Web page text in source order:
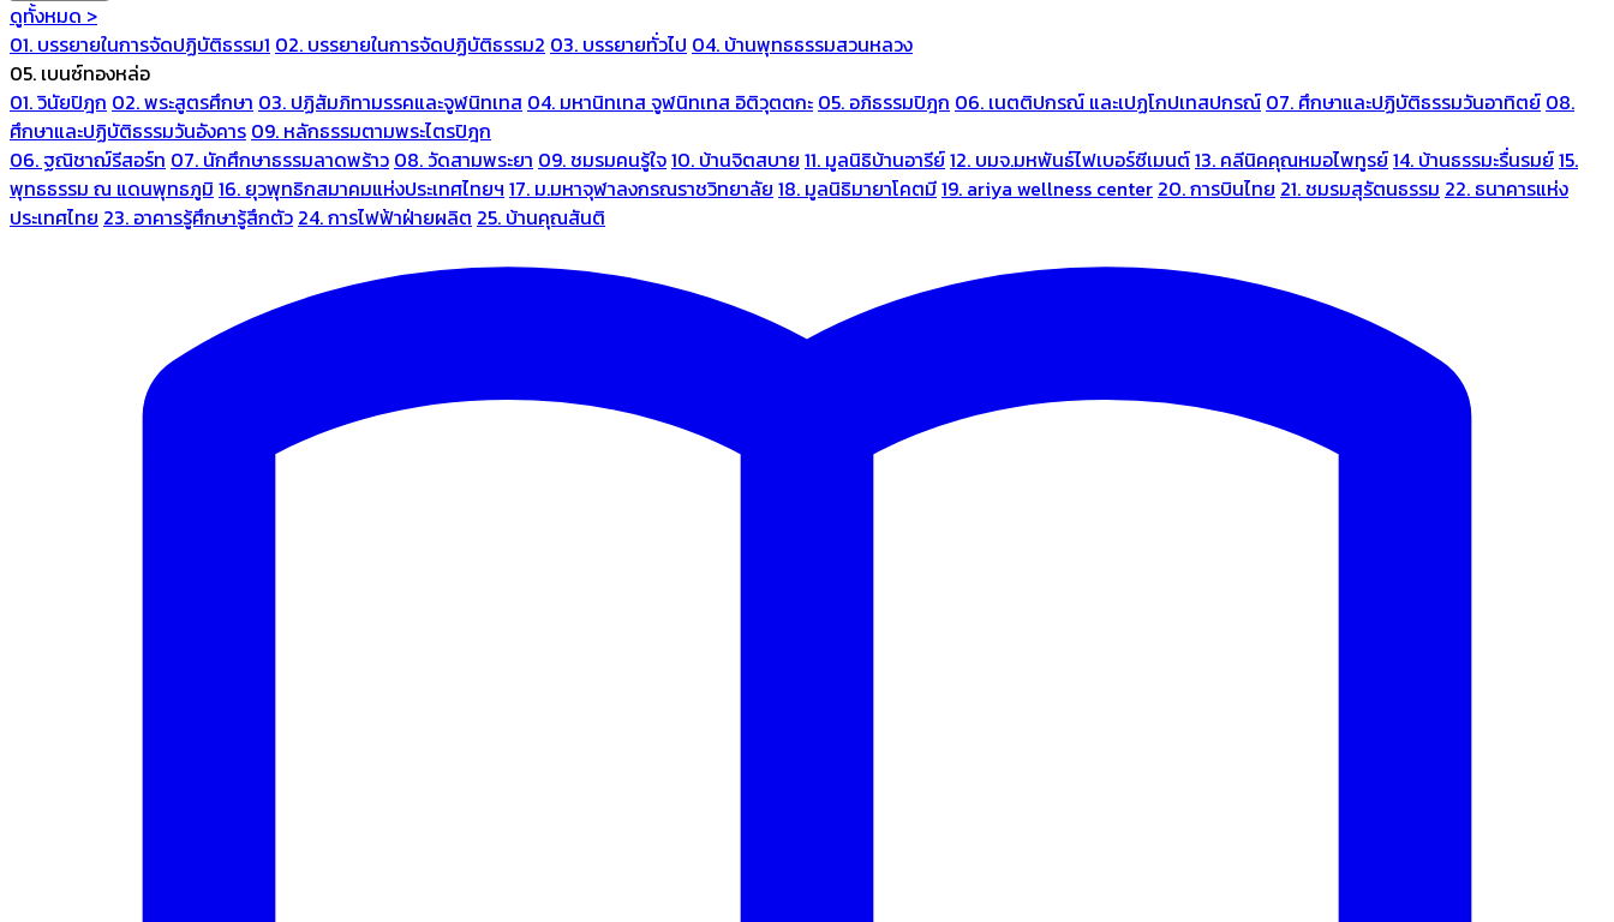
ดูทั้งหมด >
01. บรรยายในการจัดปฏิบัติธรรม1 02. บรรยายในการจัดปฏิบัติธรรม2 03. บรรยายทั่วไป 04. บ้านพุทธธรรมสวนหลวง
05. เบนซ์ทองหล่อ
01. วินัยปิฎก 02. พระสูตรศึกษา 03. ปฏิสัมภิทามรรคและจูฬนิทเทส 04. มหานิทเทส จูฬนิทเทส อิติวุตตกะ 05. อภิธรรมปิฎก 06. เนตติปกรณ์ และเปฏโกปเทสปกรณ์ 07. ศึกษาและปฏิบัติธรรมวันอาทิตย์ 08.
ศึกษาและปฏิบัติธรรมวันอังคาร 09. หลักธรรมตามพระไตรปิฎก
06. ฐณิชาฌ์รีสอร์ท 07. นักศึกษาธรรมลาดพร้าว 08. วัดสามพระยา 09. ชมรมคนรู้ใจ10. บ้านจิตสบาย 11. มูลนิธิบ้านอารีย์12. บมจ.มหพันธ์ไฟเบอร์ซีเมนต์13. คลีนิคคุณหมอไพทูรย์14. บ้านธรรมะรื่นรมย์15.
พุทธธรรม ณ แดนพุทธภูมิ 16. ยุวพุทธิกสมาคมแห่งประเทศไทยฯ 17. ม.มหาจุฬาลงกรณราชวิทยาลัย 18. มูลนิธิมายาโคตมี19. ariya wellness center 20. การบินไทย 21. ชมรมสุรัตนธรรม 22. ธนาคารแห่ง
ประเทศไทย 23. อาคารรู้ศึกษารู้สึกตัว 24. การไฟฟ้าฝ่ายผลิต 25. บ้านคุณสันติ